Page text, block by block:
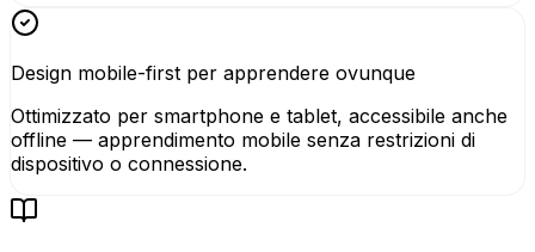
Design mobile-first per apprendere ovunque
Ottimizzato per smartphone e tablet, accessibile anche
offline — apprendimento mobile senza restrizioni di
dispositivo o connessione.